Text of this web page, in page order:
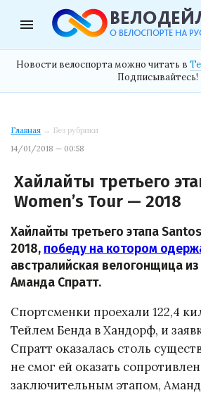
menu
Новости велоспорта можно читать в
Подписывайтесь!
Главная → Без рубрики
14/01/2018 — 00:58
Хайлайты третьего
Women’s Tour — 2018
Хайлайты третьего этапа
2018, победу на котором
австралийская велогонщица
Аманда Спратт.
Спортсменки проехали 122,4
Тейлем Бенда в Хандорф, и
Спратт оказалась столь
не смог ей оказать
заключительным этапом,